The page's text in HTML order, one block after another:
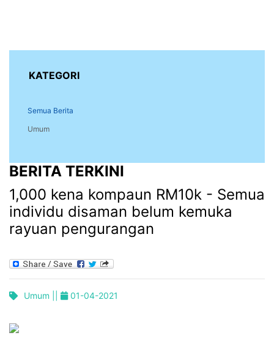
KATEGORI
Semua Berita
Umum
BERITA TERKINI
1,000 kena kompaun RM10k - Semua
individu disaman belum kemuka
rayuan pengurangan
Umum || 01-04-2021